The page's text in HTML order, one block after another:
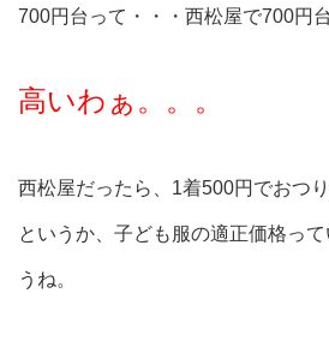
700円台って・・・西松屋で700円
高いわぁ。。。
西松屋だったら、1着500円でおつ
というか、子ども服の適正価格っ
うね。